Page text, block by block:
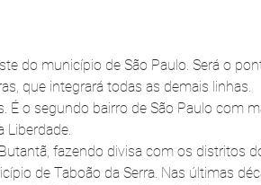
do município de São Paulo. Será o
que integrará todas as demais linhas.
É o segundo bairro de São Paulo com
Liberdade.
fazendo divisa com os distritos
de Taboão da Serra. Nas últimas